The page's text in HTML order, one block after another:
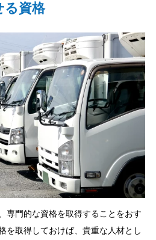
る資格
専門的な資格を取得することをおす
を取得しておけば、貴重な人材とし